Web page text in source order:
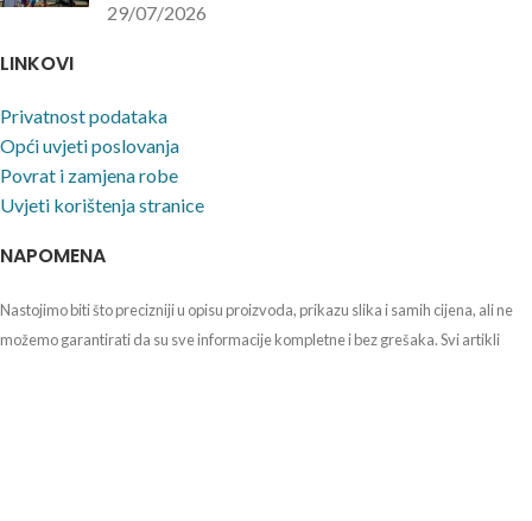
29/07/2026
LINKOVI
Privatnost podataka
Opći uvjeti poslovanja
Povrat i zamjena robe
Uvjeti korištenja stranice
NAPOMENA
Nastojimo biti što precizniji u opisu proizvoda, prikazu slika i samih cijena, ali ne
možemo garantirati da su sve informacije kompletne i bez grešaka. Svi artikli